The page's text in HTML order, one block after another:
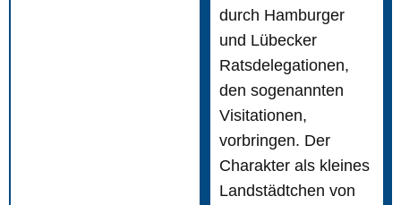
durch Hamburger
und Lübecker
Ratsdelegationen,
den sogenannten
Visitationen,
vorbringen. Der
Charakter als kleines
Landstädtchen von